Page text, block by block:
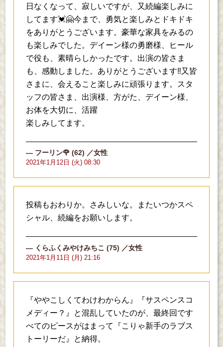
日なくなって、寂しいですが、又続編楽しみに
してます💓🤗今まで、勇気と楽しみとドキドキ
をありがとうございます。豪華な家具をみるの
も楽しみでした。デイーン様の勇磨様、ヒール
で役も、素晴らしかったです。出演の皆さま
も、感動しました。ありがとうございます‼️又皆
さまに、会えること楽しみに頑張ります。スタ
ッフの皆さま、出演様、方がた、デイーン様、
お体を大切に、活躍
楽しみしてます。
フーリン🌹(62) ／女性
2021年1月12日 (火) 08:30
投稿もおわりか。さみしいな。またいつかスペ
シャル、続編をお願いします。
くらふくみやけみちこ (75) ／女性
2021年1月11日 (月) 21:16
『ややこしくてわけわからん』『サスペンスコ
メディー？』と混乱していたのが、最終回です
べてのピースがはまって『こりゃ新手のラブス
トーリーだ』と納得。